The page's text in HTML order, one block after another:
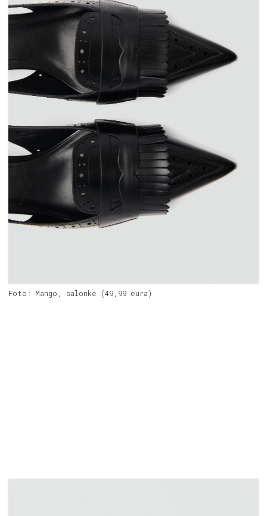
Foto: Mango, salonke (49,99 eura)